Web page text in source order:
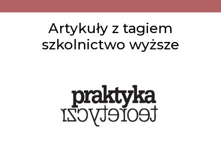
Artykuły z tagiem
szkolnictwo wyższe